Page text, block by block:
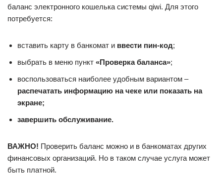
баланс электронного кошелька системы qiwi. Для этого
потребуется:
вставить карту в банкомат и ввести пин-код;
выбрать в меню пункт «Проверка баланса»;
воспользоваться наиболее удобным вариантом –
распечатать информацию на чеке или показать на
экране;
завершить обслуживание.
ВАЖНО! Проверить баланс можно и в банкоматах других
финансовых организаций. Но в таком случае услуга может
быть платной.